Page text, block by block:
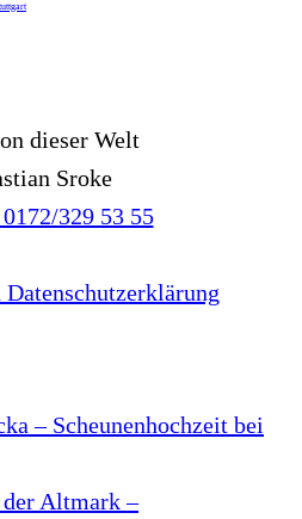
dieser Welt
Sroke
329 53 55
– Scheunenhochzeit bei
Altmark –